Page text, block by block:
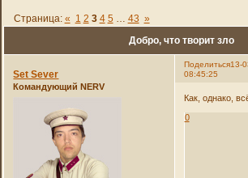
Добро, что творит зло
Страница: « 1 2 3 4 5 … 43 »
Поделиться13-
08:45:25
Set Sever
Командующий NERV
Как, однако,
0